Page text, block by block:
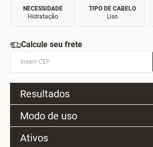
NECESSIDADE
Hidratação
TIPO DE CABELO
Liso
Calcule seu frete
Resultados
Modo de uso
Ativos